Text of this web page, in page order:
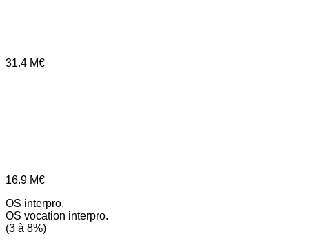
31.4 M€
16.9 M€
OS interpro.
OS vocation interpro.
(3 à 8%)